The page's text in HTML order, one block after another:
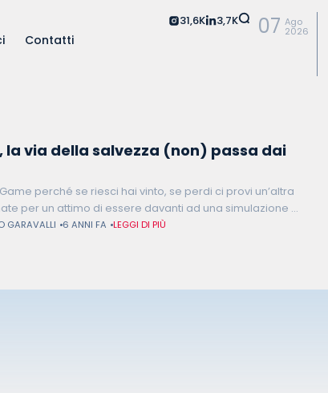
Contatti
31,6K 3,7K 07 Ago
2026
la via della salvezza (non) passa dai
perché se riesci hai vinto, se perdi ci provi un’altra
per un attimo di essere davanti ad una simulazione di
GARAVALLI 6 ANNI FA LEGGI DI PIÙ